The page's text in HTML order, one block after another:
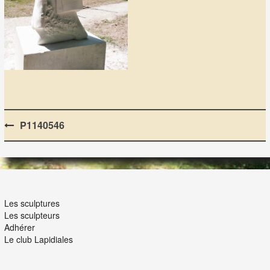
Post
navigation
P1140546
Les sculptures
Les sculpteurs
Adhérer
Le club Lapidiales